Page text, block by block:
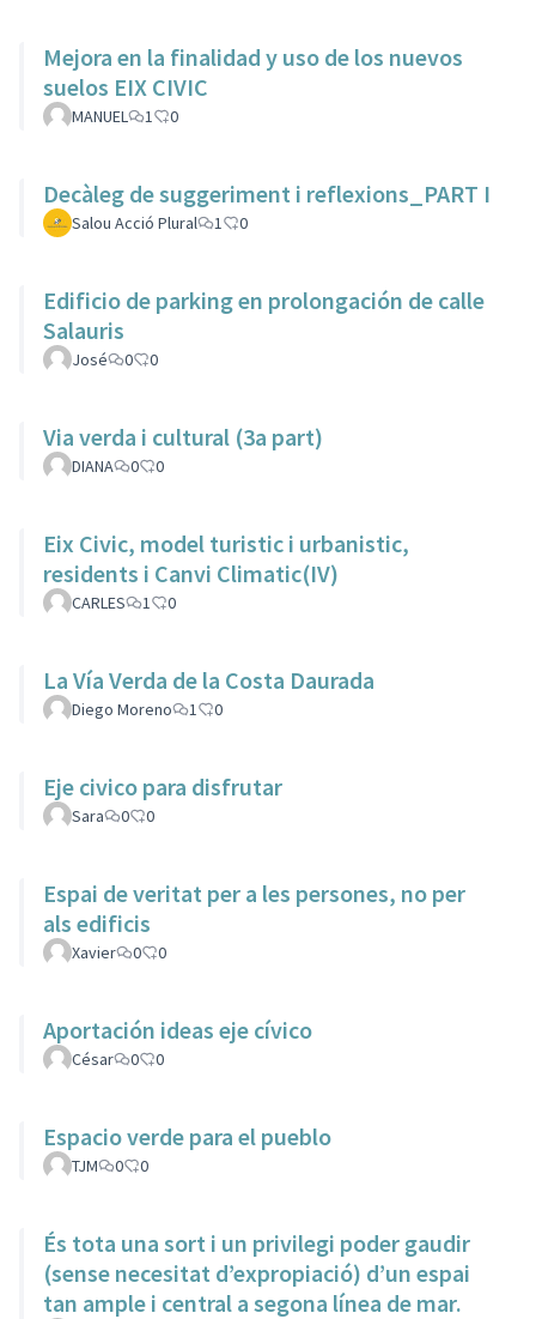
Mejora en la finalidad y uso de los nuevos
suelos EIX CIVIC
MANUEL 1 0
Decàleg de suggeriment i reflexions_PART I
Salou Acció Plural 1 0
Edificio de parking en prolongación de calle
Salauris
José 0 0
Via verda i cultural (3a part)
DIANA 0 0
Eix Civic, model turistic i urbanistic,
residents i Canvi Climatic(IV)
CARLES 1 0
La Vía Verda de la Costa Daurada
Diego Moreno 1 0
Eje civico para disfrutar
Sara 0 0
Espai de veritat per a les persones, no per
als edificis
Xavier 0 0
Aportación ideas eje cívico
César 0 0
Espacio verde para el pueblo
TJM 0 0
És tota una sort i un privilegi poder gaudir
(sense necesitat d’expropiació) d’un espai
tan ample i central a segona línea de mar.